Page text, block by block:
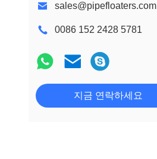
sales@pipefloaters.com
0086 152 2428 5781
지금 연락하세요